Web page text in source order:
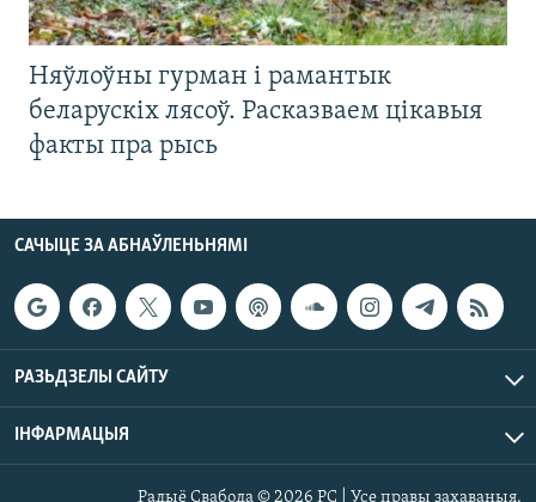
Няўлоўны гурман і рамантык
беларускіх лясоў. Расказваем цікавыя
факты пра рысь
САЧЫЦЕ ЗА АБНАЎЛЕНЬНЯМІ
РАЗЬДЗЕЛЫ САЙТУ
ІНФАРМАЦЫЯ
Радыё Свабода © 2026 РС | Усе правы захаваныя.